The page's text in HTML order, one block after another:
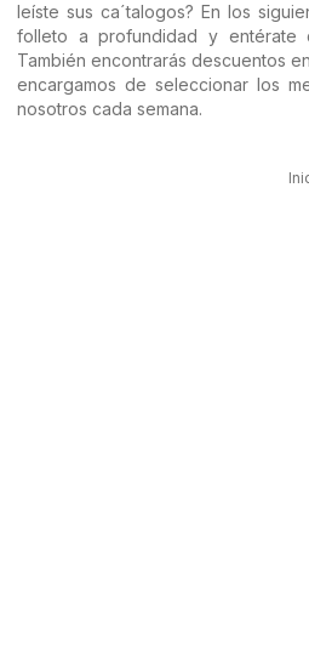
leíste sus ca´talogos? En los
folleto a profundidad y entérate
También encontrarás descuentos en
encargamos de seleccionar los
nosotros cada semana.